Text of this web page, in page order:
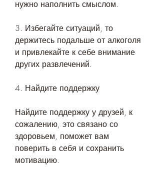
нужно наполнить смыслом.
3. Избегайте ситуаций, то
держитесь подальше от алкоголя
и привлекайте к себе внимание
других развлечений.
4. Найдите поддержку
Найдите поддержку у друзей, к
сожалению, это связано со
здоровьем, поможет вам
поверить в себя и сохранить
мотивацию.